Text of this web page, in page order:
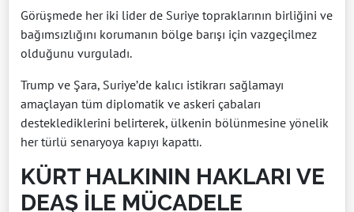
Görüşmede her iki lider de Suriye topraklarının birliğini ve
bağımsızlığını korumanın bölge barışı için vazgeçilmez
olduğunu vurguladı.
Trump ve Şara, Suriye’de kalıcı istikrarı sağlamayı
amaçlayan tüm diplomatik ve askeri çabaları
desteklediklerini belirterek, ülkenin bölünmesine yönelik
her türlü senaryoya kapıyı kapattı.
KÜRT HALKININ HAKLARI VE
DEAŞ İLE MÜCADELE